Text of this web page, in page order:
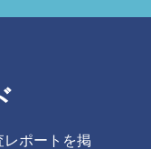
ポートを掲